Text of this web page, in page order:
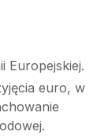
Europejskiej.
euro, w